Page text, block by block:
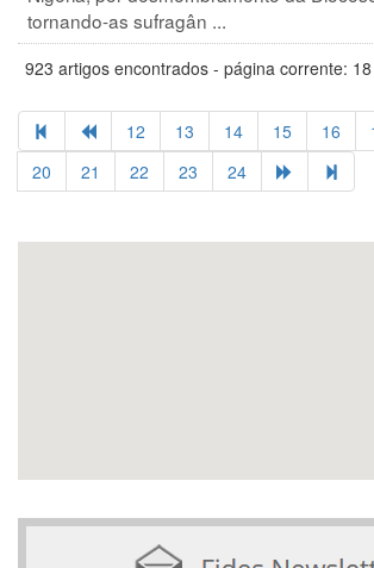
tornando-as sufragân ...
923 artigos encontrados - página corrente:
12 13 14 15 16
20
21 22 23 24